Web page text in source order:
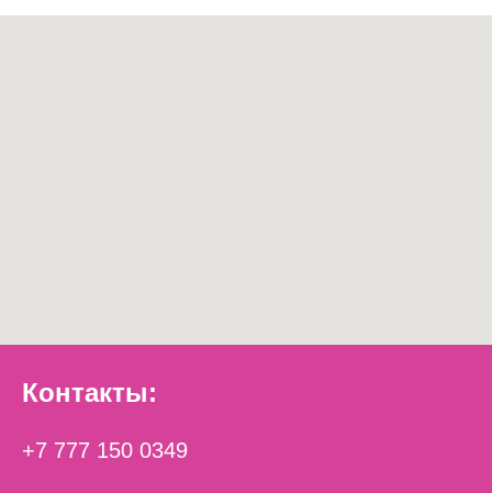
Контакты:
+7 777 150 0349